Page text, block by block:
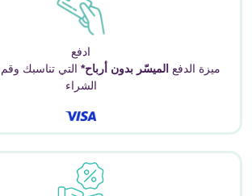
ادفع
ميزة الدفع الميسّر بدون أرباح* التي تناسبك وقم
الشراء